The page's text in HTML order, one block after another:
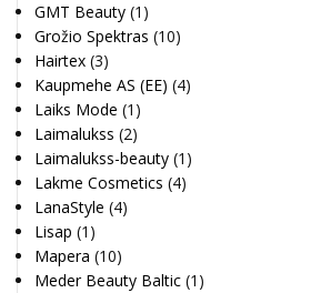
GMT Beauty (1)
Grožio Spektras (10)
Hairtex (3)
Kaupmehe AS (EE) (4)
Laiks Mode (1)
Laimalukss (2)
Laimalukss-beauty (1)
Lakme Cosmetics (4)
LanaStyle (4)
Lisap (1)
Mapera (10)
Meder Beauty Baltic (1)